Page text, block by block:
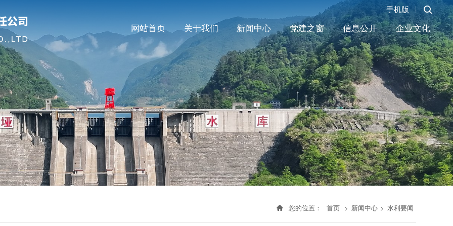
网站首页 关于我们 新闻中心 党建之窗 信息公开 企业文化
手机版
您的位置： 首页 > 新闻中心 > 水利要闻